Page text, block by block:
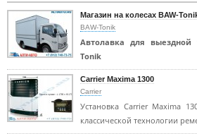
Магазин на колесах BAW-
BAW-Tonik
Автолавка для выездной
Tonik
Carrier Maxima 1300
Carrier
Установка Carrier Maxima
классической технологии